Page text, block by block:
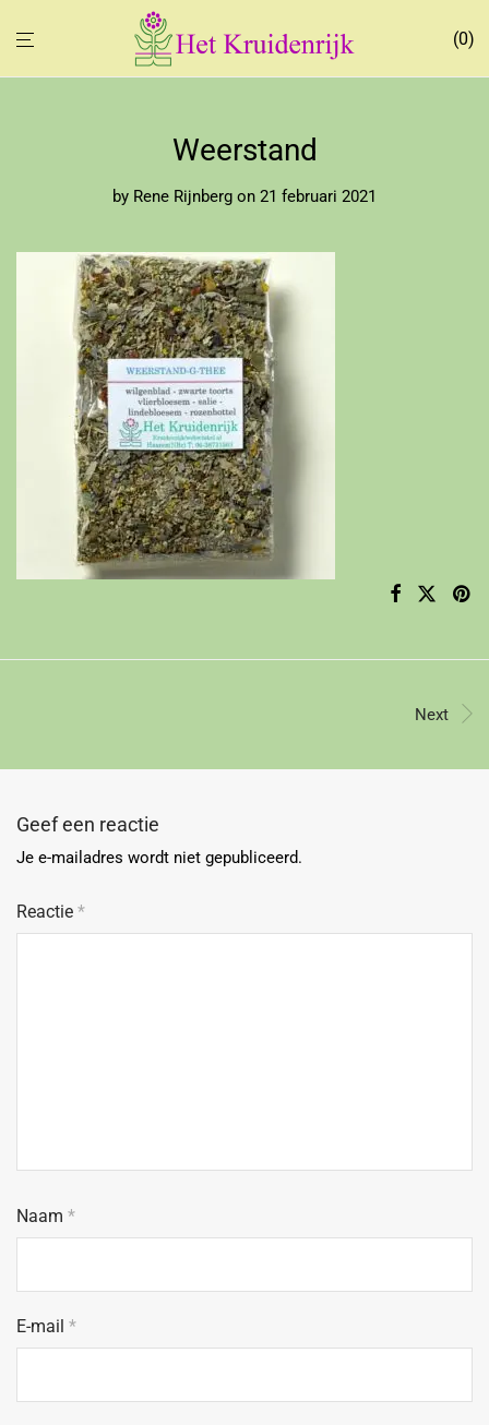
0
Weerstand
by Rene Rijnberg on 21 februari 2021
Next
Geef een reactie
Je e-mailadres wordt niet gepubliceerd.
Reactie *
Naam *
E-mail *